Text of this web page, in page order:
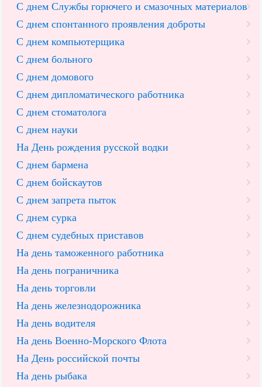
С днем Службы горючего и смазочных материалов
С днем спонтанного проявления доброты
С днем компьютерщика
С днем больного
С днем домового
С днем дипломатического работника
С днем стоматолога
С днем науки
На День рождения русской водки
С днем бармена
С днем бойскаутов
С днем запрета пыток
С днем сурка
С днем судебных приставов
На день таможенного работника
На день пограничника
На день торговли
На день железнодорожника
На день водителя
На день Военно-Морского Флота
На День российской почты
На день рыбака